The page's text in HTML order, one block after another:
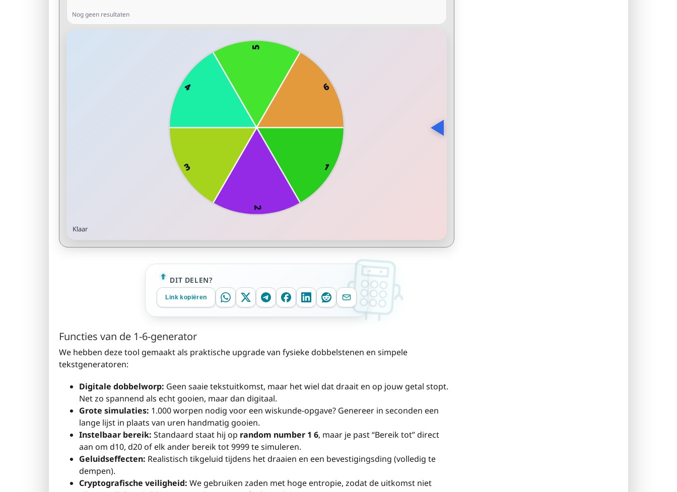
Nog geen resultaten
Klaar
DIT DELEN?
Link kopiëren
Functies van de 1-6-generator
We hebben deze tool gemaakt als praktische upgrade van fysieke dobbelstenen en simpele
tekstgeneratoren:
Digitale dobbelworp: Geen saaie tekstuitkomst, maar het wiel dat draait en op jouw getal stopt.
Net zo spannend als echt gooien, maar dan digitaal.
Grote simulaties: 1.000 worpen nodig voor een wiskunde-opgave? Genereer in seconden een
lange lijst in plaats van uren handmatig gooien.
Instelbaar bereik: Standaard staat hij op random number 1 6, maar je past “Bereik tot” direct
aan om d10, d20 of elk ander bereik tot 9999 te simuleren.
Geluidseffecten: Realistisch tikgeluid tijdens het draaien en een bevestigingsding (volledig te
dempen).
Cryptografische veiligheid: We gebruiken zaden met hoge entropie, zodat de uitkomst niet